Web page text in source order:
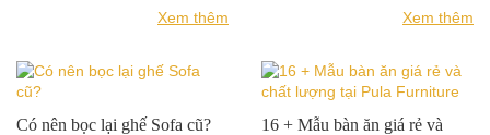
Xem thêm Xem thêm
Có nên bọc lại ghế Sofa cũ?
16 + Mẫu bàn ăn giá rẻ và